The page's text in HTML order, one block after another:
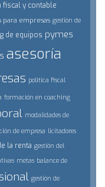
fiscal y contable
para empresas gestión de
de equipos pymes
asesoría
politica fiscal
formación en coaching
modalidades de
de empresa licitadores
la renta gestión del
metas balance de
gestión de